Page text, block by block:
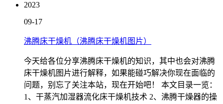
2023
09-17
沸腾床干燥机（沸腾床干燥机图片）
今天给各位分享沸腾床干燥机的知识，其中也会对沸腾
床干燥机图片进行解释，如果能碰巧解决你现在面临的
问题，别忘了关注本站，现在开始吧！ 本文目录一览：
1、干蒸汽加湿器流化床干燥机技术 2、沸腾干燥器的操